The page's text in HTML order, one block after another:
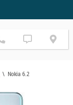
Nokia 6.2